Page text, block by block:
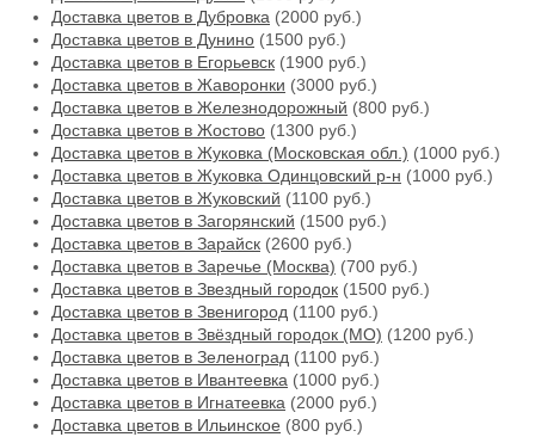
Доставка цветов в Дубровка (2000 руб.)
Доставка цветов в Дунино (1500 руб.)
Доставка цветов в Егорьевск (1900 руб.)
Доставка цветов в Жаворонки (3000 руб.)
Доставка цветов в Железнодорожный (800 руб.)
Доставка цветов в Жостово (1300 руб.)
Доставка цветов в Жуковка (Московская обл.) (1000 руб.)
Доставка цветов в Жуковка Одинцовский р-н (1000 руб.)
Доставка цветов в Жуковский (1100 руб.)
Доставка цветов в Загорянский (1500 руб.)
Доставка цветов в Зарайск (2600 руб.)
Доставка цветов в Заречье (Москва) (700 руб.)
Доставка цветов в Звездный городок (1500 руб.)
Доставка цветов в Звенигород (1100 руб.)
Доставка цветов в Звёздный городок (МО) (1200 руб.)
Доставка цветов в Зеленоград (1100 руб.)
Доставка цветов в Ивантеевка (1000 руб.)
Доставка цветов в Игнатеевка (2000 руб.)
Доставка цветов в Ильинское (800 руб.)